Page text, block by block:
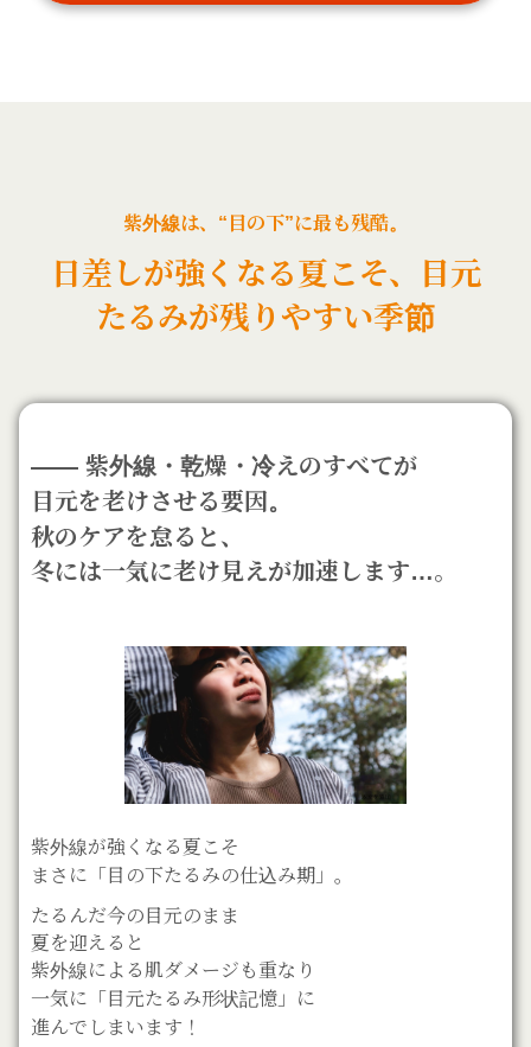
紫外線は、“目の下”に最も残酷。
日差しが強くなる夏こそ、目元
たるみが残りやすい季節
—— 紫外線・乾燥・冷えのすべてが
目元を老けさせる要因。
秋のケアを怠ると、
冬には一気に老け見えが加速します…。
紫外線が強くなる夏こそ
まさに「目の下たるみの仕込み期」。
たるんだ今の目元のまま
夏を迎えると
紫外線による肌ダメージも重なり
一気に「目元たるみ形状記憶」に
進んでしまいます！